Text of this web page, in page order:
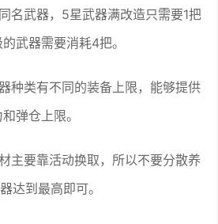
名武器，5星武器满改造只需要1把
武器需要消耗4把。
种类有不同的装备上限，能够提供
弹仓上限。
主要靠活动换取，所以不要分散养
达到最高即可。